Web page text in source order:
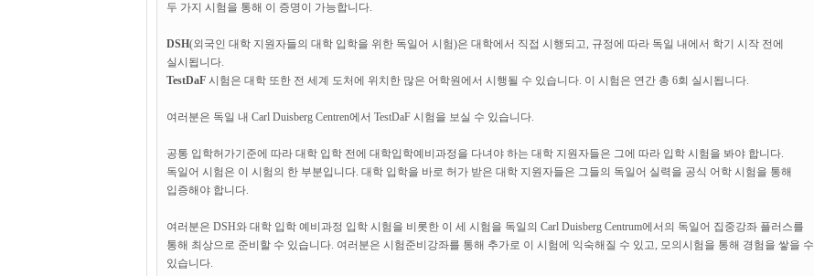
두 가지 시험을 통해 이 증명이 가능합니다.
DSH(외국인 대학 지원자들의 대학 입학을 위한 독일어 시험)은 대학에서 직접 시행되고, 규정에 따라 독일 내에서 학기 시작 전에
실시됩니다.
TestDaF시험은 대학 또한 전 세계 도처에 위치한 많은 어학원에서 시행될 수 있습니다. 이 시험은 연간 총 6회 실시됩니다.
여러분은 독일 내 Carl Duisberg Centren에서 TestDaF 시험을 보실 수 있습니다.
공통 입학허가기준에 따라 대학 입학 전에 대학입학예비과정을 다녀야 하는 대학 지원자들은 그에 따라 입학 시험을 봐야 합니다.
독일어 시험은 이 시험의 한 부분입니다. 대학 입학을 바로 허가 받은 대학 지원자들은 그들의 독일어 실력을 공식 어학 시험을 통해
입증해야 합니다.
여러분은 DSH와 대학 입학 예비과정 입학 시험을 비롯한 이 세 시험을 독일의 Carl Duisberg Centrum에서의 독일어 집중강좌 플러스를
통해 최상으로 준비할 수 있습니다. 여러분은 시험준비강좌를 통해 추가로 이 시험에 익숙해질 수 있고, 모의시험을 통해 경험을 쌓을 수
있습니다.